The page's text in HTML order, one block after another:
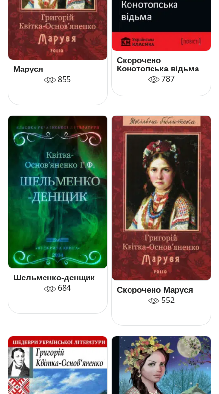
Маруся
855
Скорочено
Конотопська відьма
787
Шельменко-денщик
684 Скорочено Маруся
552